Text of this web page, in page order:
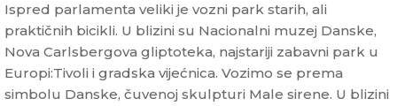
Ispred parlamenta veliki je vozni park starih, ali
praktičnih bicikli. U blizini su Nacionalni muzej Danske,
Nova Carlsbergova gliptoteka, najstariji zabavni park u
Europi:Tivoli i gradska vijećnica. Vozimo se prema
simbolu Danske, čuvenoj skulpturi Male sirene. U blizini